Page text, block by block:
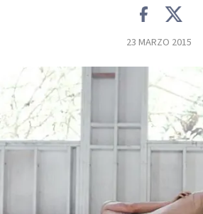
CONCORSI
EVENTI
23 MARZO 2015